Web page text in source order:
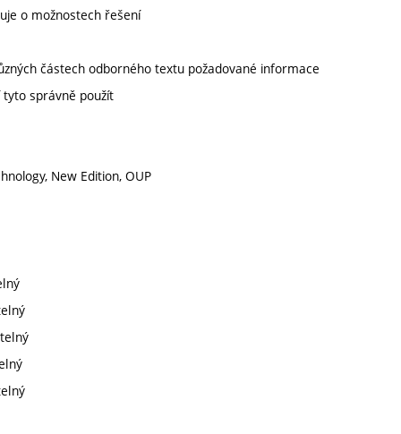
o možnostech řešení
částech odborného textu požadované informace
správně použít
New Edition, OUP